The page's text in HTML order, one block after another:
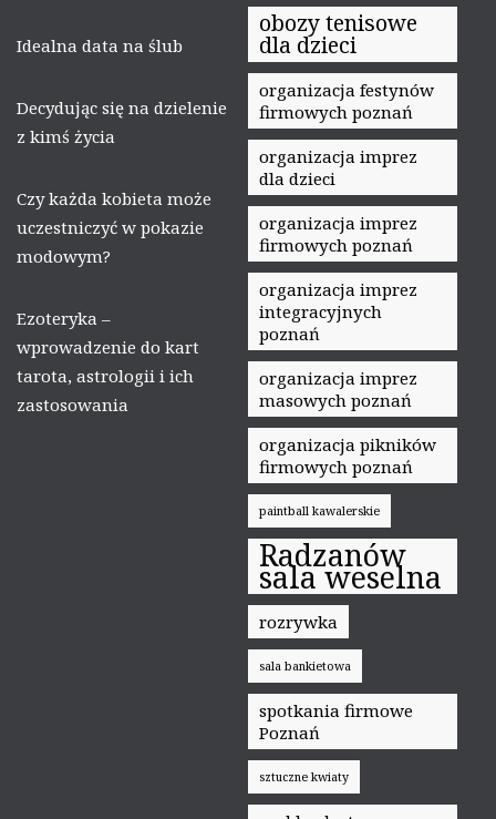
Idealna data na ślub
Decydując się na dzielenie
z kimś życia
Czy każda kobieta może
uczestniczyć w pokazie
modowym?
Ezoteryka –
wprowadzenie do kart
tarota, astrologii i ich
zastosowania
obozy tenisowe
dla dzieci
organizacja festynów
firmowych poznań
organizacja imprez
dla dzieci
organizacja imprez
firmowych poznań
organizacja imprez
integracyjnych
poznań
organizacja imprez
masowych poznań
organizacja pikników
firmowych poznań
paintball kawalerskie
Radzanów
sala weselna
rozrywka
sala bankietowa
spotkania firmowe
Poznań
sztuczne kwiaty